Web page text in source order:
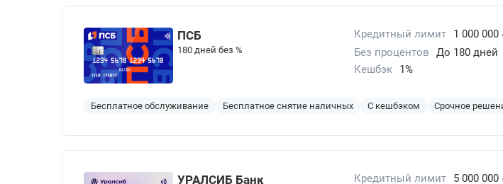
ПСБ
180 дней без %
Кредитный лимит 1 000 000
Без процентов
До 180 дней
Кешбэк
1%
Бесплатное обслуживание Бесплатное снятие наличных С кешбэком Срочное
УРАЛСИБ Банк Кредитный лимит 5 000 000